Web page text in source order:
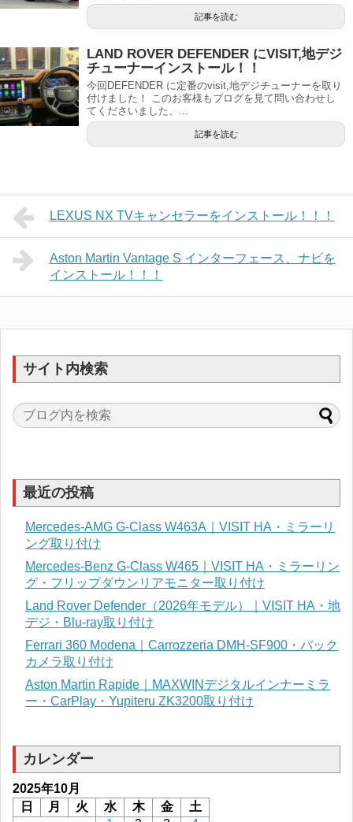
記事を読む
LAND ROVER DEFENDER にVISIT,地デジ
チューナーインストール！！
今回DEFENDER に定番のvisit,地デジチューナーを取り
付けました！ このお客様もブログを見て問い合わせし
てくださいました、...
記事を読む
LEXUS NX TVキャンセラーをインストール！！！
Aston Martin Vantage S インターフェース、ナビを
インストール！！！
サイト内検索
最近の投稿
Mercedes-AMG G-Class W463A｜VISIT HA・ミラーリ
ング取り付け
Mercedes-Benz G-Class W465｜VISIT HA・ミラーリン
グ・フリップダウンリアモニター取り付け
Land Rover Defender（2026年モデル）｜VISIT HA・地
デジ・Blu-ray取り付け
Ferrari 360 Modena｜Carrozzeria DMH-SF900・バック
カメラ取り付け
Aston Martin Rapide｜MAXWINデジタルインナーミラ
ー・CarPlay・Yupiteru ZK3200取り付け
カレンダー
2025年10月
日
月 火 水 木 金
土